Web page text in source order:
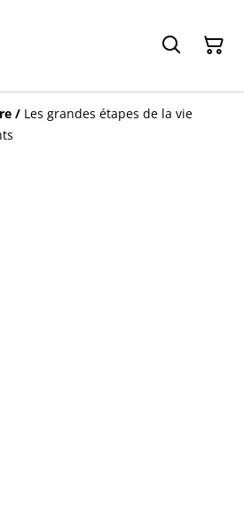
/ Les grandes étapes de la vie